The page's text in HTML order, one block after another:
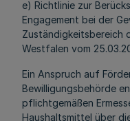
e) Richtlinie zur
Engagement bei der
Zuständigkeitsbereich
Westfalen vom
Ein Anspruch auf
Bewilligungsbehörde
pflichtgemäßen
Haushaltsmittel über